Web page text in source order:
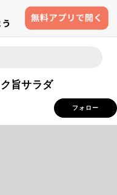
旨サラダ
フォロー